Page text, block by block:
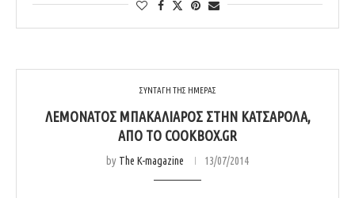
ΣΥΝΤΑΓΗ ΤΗΣ ΗΜΕΡΑΣ
ΛΕΜΟΝΆΤΟΣ ΜΠΑΚΑΛΙΆΡΟΣ ΣΤΗΝ ΚΑΤΣΑΡΌΛΑ,
ΑΠΌ ΤΟ COOKBOX.GR
by The K-magazine 13/07/2014